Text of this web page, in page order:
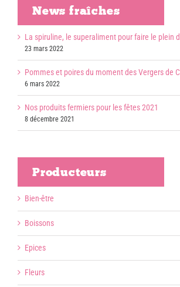
News fraîches
La spiruline, le superaliment pour faire le plein
23 mars 2022
Pommes et poires du moment des Vergers de
6 mars 2022
Nos produits fermiers pour les fêtes 2021
8 décembre 2021
Producteurs
Bien-être
Boissons
Epices
Fleurs